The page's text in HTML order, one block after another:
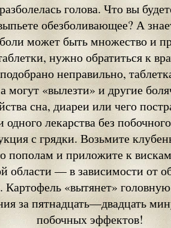
голова. Что вы
обезболивающее? А
может быть множество и
нужно обратиться к
неправильно,
могут «вылезти» и другие
сна, диареи или чего
одного лекарства без
с грядки. Возьмите
пополам и приложите к
области — в зависимости от
Картофель «вытянет»
за пятнадцать—двадцать
побочных эффектов!